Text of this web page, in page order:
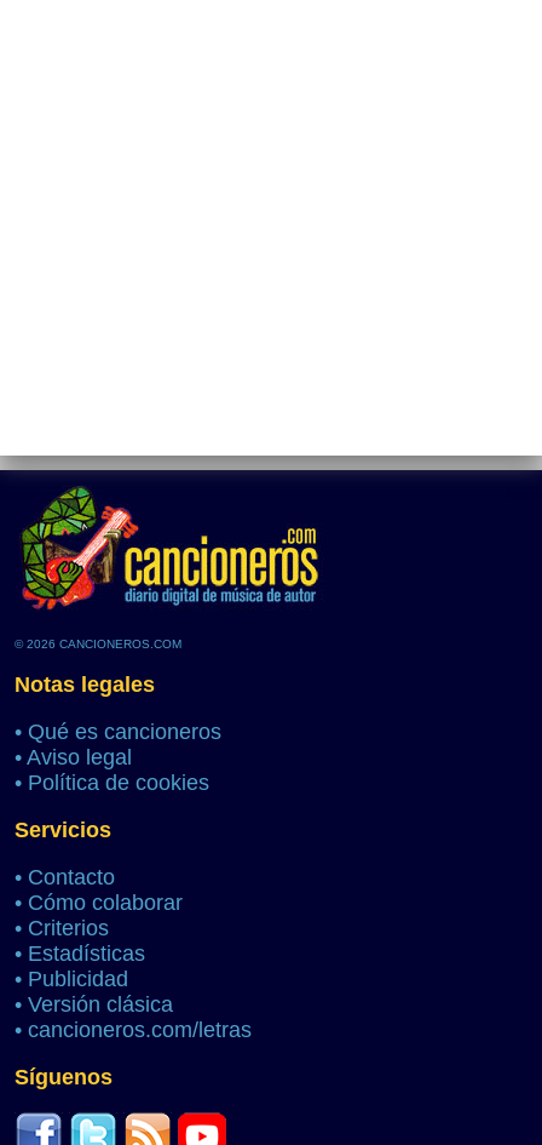
© 2026 CANCIONEROS.COM
Notas legales
• Qué es cancioneros
• Aviso legal
• Política de cookies
Servicios
• Contacto
• Cómo colaborar
• Criterios
• Estadísticas
• Publicidad
• Versión clásica
• cancioneros.com/letras
Síguenos